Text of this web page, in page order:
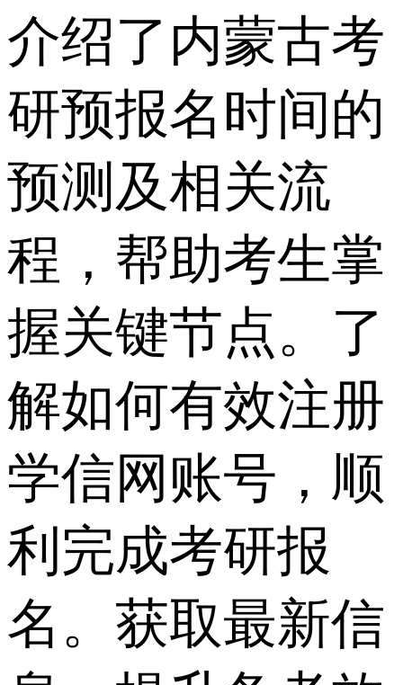
介绍了内蒙古考
研预报名时间的
预测及相关流
程，帮助考生掌
握关键节点。了
解如何有效注册
学信网账号，顺
利完成考研报
名。获取最新信